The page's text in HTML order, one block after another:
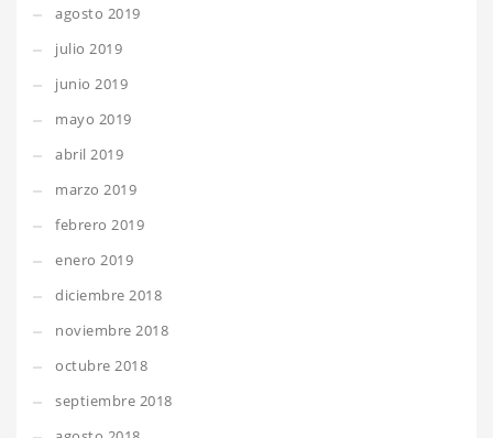
agosto 2019
julio 2019
junio 2019
mayo 2019
abril 2019
marzo 2019
febrero 2019
enero 2019
diciembre 2018
noviembre 2018
octubre 2018
septiembre 2018